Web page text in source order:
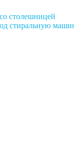
столешницей
стиральную